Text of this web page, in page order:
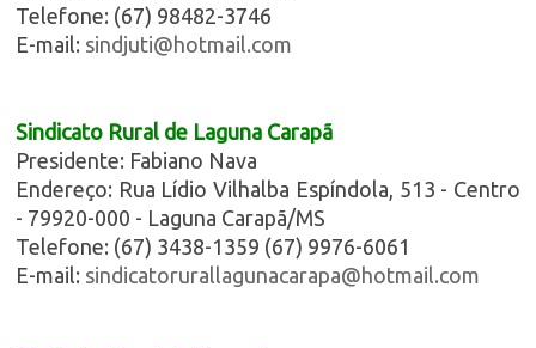
Telefone: (67) 98482-3746
E-mail: sindjuti@hotmail.com
Sindicato Rural de Laguna Carapã
Presidente: Fabiano Nava
Endereço: Rua Lídio Vilhalba Espíndola, 513 - Centro
- 79920-000 - Laguna Carapã/MS
Telefone: (67) 3438-1359 (67) 9976-6061
E-mail: sindicatorurallagunacarapa@hotmail.com